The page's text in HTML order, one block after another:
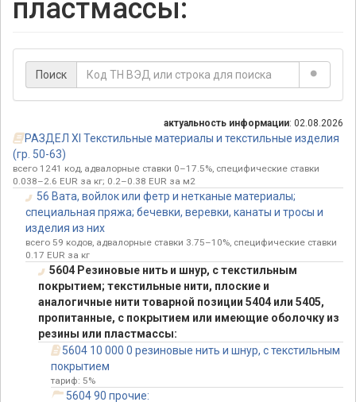
пластмассы:
Поиск
актуальность информации: 02.08.2026
РАЗДЕЛ XI Текстильные материалы и текстильные изделия
(гр. 50-63)
всего 1241 код, адвалорные ставки 0–17.5%, специфические ставки
0.038–2.6 EUR за кг; 0.2–0.38 EUR за м2
56 Вата, войлок или фетр и нетканые материалы;
специальная пряжа; бечевки, веревки, канаты и тросы и
изделия из них
всего 59 кодов, адвалорные ставки 3.75–10%, специфические ставки
0.17 EUR за кг
5604 Резиновые нить и шнур, с текстильным
покрытием; текстильные нити, плоские и
аналогичные нити товарной позиции 5404 или 5405,
пропитанные, с покрытием или имеющие оболочку из
резины или пластмассы:
5604 10 000 0 резиновые нить и шнур, с текстильным
покрытием
тариф: 5%
5604 90 прочие: